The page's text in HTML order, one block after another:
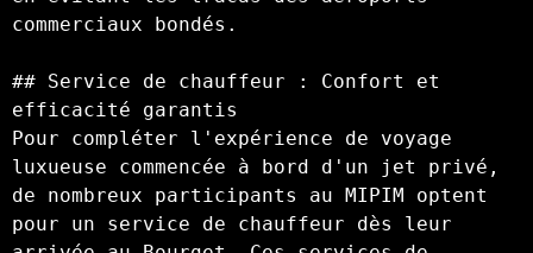
commerciaux bondés.
## Service de chauffeur : Confort et
efficacité garantis
Pour compléter l'expérience de voyage
luxueuse commencée à bord d'un jet privé,
de nombreux participants au MIPIM optent
pour un service de chauffeur dès leur